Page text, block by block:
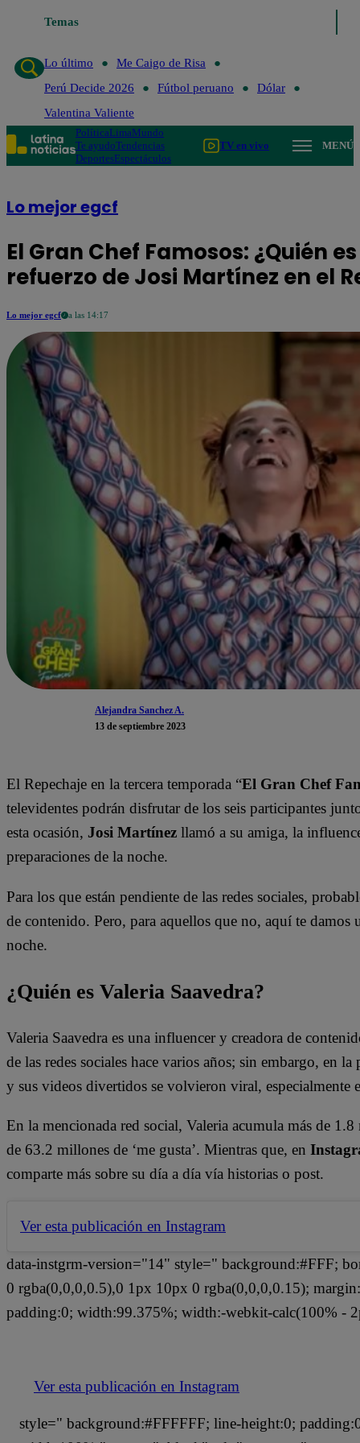
Temas
Lo último
Me Caigo de Risa
Perú Decide 2026
Fútbol peruano
Dólar
Valentina Valiente
PolíticaLimaMundo
Te ayudoTendencias
DeportesEspectáculos
TV en vivo MENÚ
Lo mejor egcf
El Gran Chef Famosos: ¿Quién
refuerzo de Josi Martínez en el
Lo mejor egcf a las 14:17
Alejandra Sanchez A.
13 de septiembre 2023
El Repechaje en la tercera temporada “El Gran Chef
televidentes podrán disfrutar de los seis participantes
esta ocasión, Josi Martínez llamó a su amiga, la
preparaciones de la noche.
Para los que están pendiente de las redes sociales,
de contenido. Pero, para aquellos que no, aquí te
noche.
¿Quién es Valeria Saavedra?
Valeria Saavedra es una influencer y creadora de
de las redes sociales hace varios años; sin embargo, en
y sus videos divertidos se volvieron viral, especialmente
En la mencionada red social, Valeria acumula más de
de 63.2 millones de ‘me gusta’. Mientras que, en
comparte más sobre su día a día vía historias o post.
Ver esta publicación en Instagram
data-instgrm-version="14" style=" background:#FFF;
0 rgba(0,0,0,0.5),0 1px 10px 0 rgba(0,0,0,0.15);
padding:0; width:99.375%; width:-webkit-calc(100% -
Ver esta publicación en Instagram
style=" background:#FFFFFF; line-height:0;